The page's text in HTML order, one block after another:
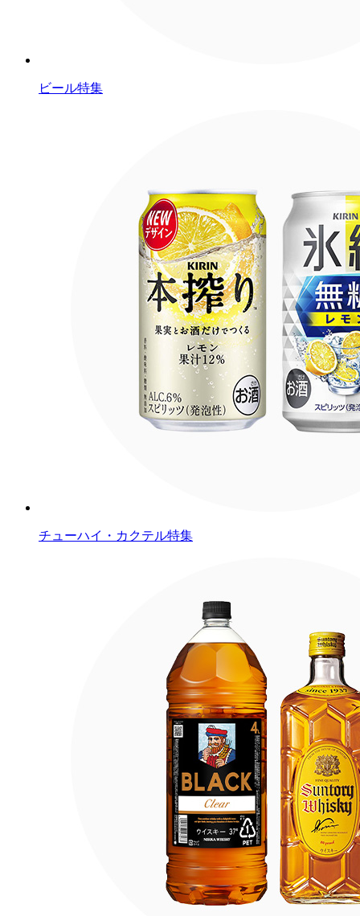
ビール特集
チューハイ・カクテル特集